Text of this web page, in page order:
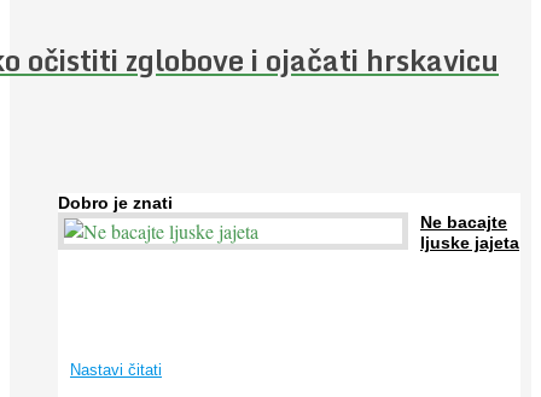
očistiti zglobove i ojačati hrskavicu
Dobro je znati
Ne bacajte
ljuske jajeta
Nastavi čitati